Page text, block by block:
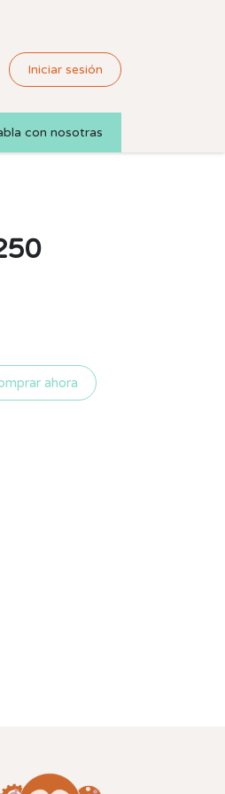
Iniciar sesión
con nosotras
ahora